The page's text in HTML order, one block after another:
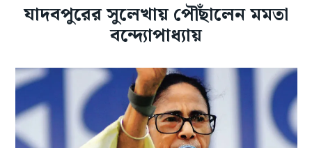
যাদবপুরের সুলেখায় পৌঁছালেন মমতা
বন্দ্যোপাধ্যায়